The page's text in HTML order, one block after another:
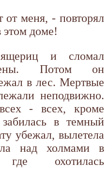
меня, - повторял
этом доме!
и сломал
Потом он
в лес. Мертвые
неподвижно.
- всех, кроме
в темный
убежал, вылетела
над холмами в
охотилась